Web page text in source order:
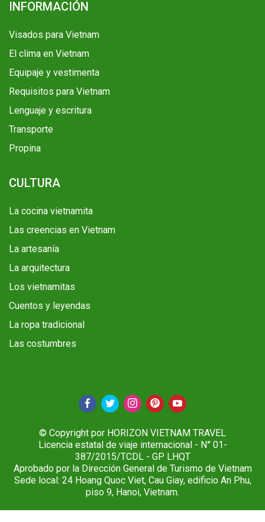
INFORMACIÓN
Visados para Vietnam
El clima en Vietnam
Equipaje y vestimenta
Requisitos para Vietnam
Lenguaje y escritura
Transporte
Propina
CULTURA
La cocina vietnamita
Las creencias en Vietnam
La artesanía
La arquitectura
Los vietnamitas
Cuentos y leyendas
La ropa tradicional
Las costumbres
© Copyright por HORIZON VIETNAM TRAVEL
Licencia estatal de viaje internacional - N° 01-
387/2015/TCDL - GP LHQT
Aprobado por la Dirección General de Turismo de Vietnam
Sede local: 24 Hoang Quoc Viet, Cau Giay, edificio An Phu,
piso 9, Hanoi, Vietnam.